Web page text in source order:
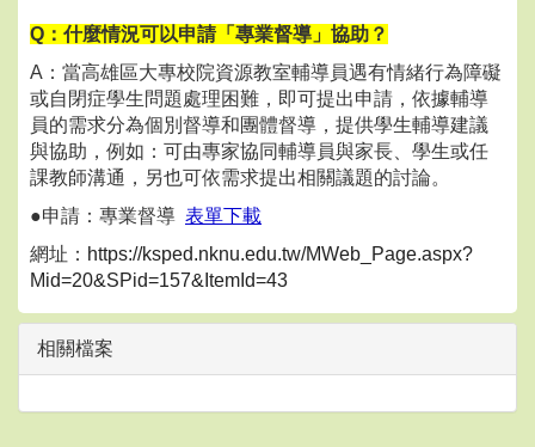
Q：什麼情況可以申請「專業督導」協助？
A：當高雄區大專校院資源教室輔導員遇有情緒行為障礙
或自閉症學生問題處理困難，即可提出申請，依據輔導
員的需求分為個別督導和團體督導，提供學生輔導建議
與協助，例如：可由專家協同輔導員與家長、學生或任
課教師溝通，另也可依需求提出相關議題的討論。
●申請：專業督導 表單下載
網址： https://ksped.nknu.edu.tw/MWeb_Page.aspx?
Mid=20&SPid=157&ItemId=43
相關檔案